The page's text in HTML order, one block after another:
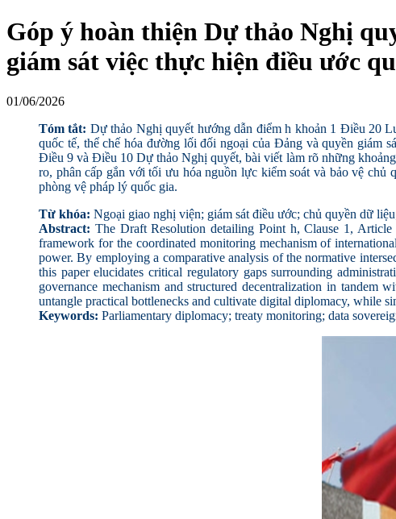
Góp ý hoàn thiện Dự thảo Nghị
giám sát việc thực hiện điều ước
01/06/2026
Tóm tắt: Dự thảo Nghị quyết hướng dẫn điểm h khoản 1 Điều 20
quốc tế, thể chế hóa đường lối đối ngoại của Đảng và quyền giám
Điều 9 và Điều 10 Dự thảo Nghị quyết, bài viết làm rõ những
ro, phân cấp gắn với tối ưu hóa nguồn lực kiểm soát và bảo vệ chủ
phòng vệ pháp lý quốc gia.
Từ khóa: Ngoại giao nghị viện; giám sát điều ước; chủ quyền dữ
Abstract: The Draft Resolution detailing Point h, Clause 1,
framework for the coordinated monitoring mechanism of
power. By employing a comparative analysis of the normative
this paper elucidates critical regulatory gaps surrounding
governance mechanism and structured decentralization in tandem
untangle practical bottlenecks and cultivate digital diplomacy, while
Keywords: Parliamentary diplomacy; treaty monitoring; data